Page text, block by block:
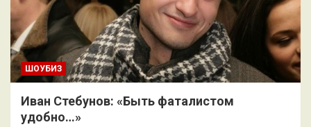
ШОУБИЗ
Иван Стебунов: «Быть фаталистом
удобно…»